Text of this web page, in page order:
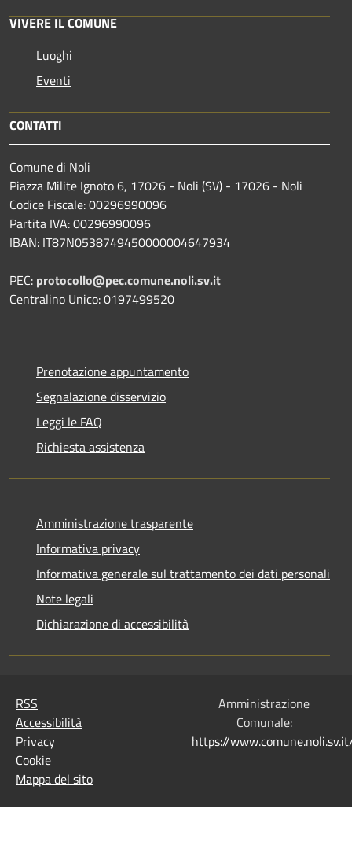
VIVERE IL COMUNE
Luoghi
Eventi
CONTATTI
Comune di Noli
Piazza Milite Ignoto 6, 17026 - Noli (SV) - 17026 - Noli
Codice Fiscale: 00296990096
Partita IVA: 00296990096
IBAN: IT87N0538749450000004647934
PEC: protocollo@pec.comune.noli.sv.it
Centralino Unico: 0197499520
Prenotazione appuntamento
Segnalazione disservizio
Leggi le FAQ
Richiesta assistenza
Amministrazione trasparente
Informativa privacy
Informativa generale sul trattamento dei dati personali
Note legali
Dichiarazione di accessibilità
RSS
Accessibilità
Privacy
Cookie
Mappa del sito
Amministrazione
Comunale:
https://